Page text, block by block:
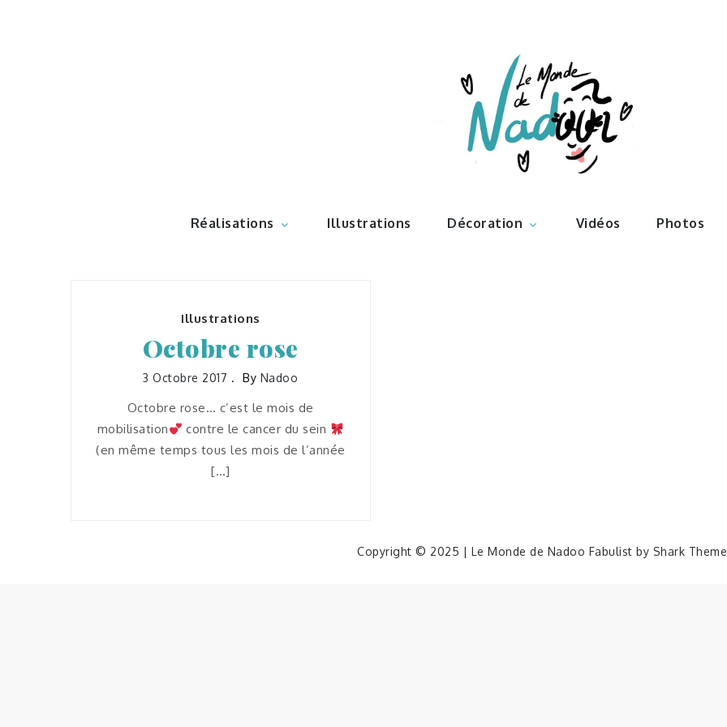
Illustrations – le
Nadoo
Réalisations Illustrations Décoration Vidéos Photos
Illustrations
Octobre rose
3 Octobre 2017 By Nadoo
Octobre rose… c’est le mois de
mobilisation
contre le cancer du sein
(en même temps tous les mois de l’année
[…]
Copyright © 2025 | Le Monde de Nadoo Fabulist by Shark